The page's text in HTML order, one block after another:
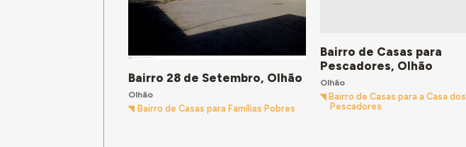
Bairro 28 de Setembro, Olhão
Olhão
Bairro de Casas para Famílias Pobres
Bairro de Casas para
Pescadores, Olhão
Olhão
Bairro de Casas para a Casa dos
Pescadores